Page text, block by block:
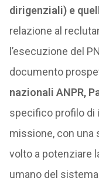
dirigenziali) e
relazione al
l’esecuzione del
documento
nazionali ANPR,
specifico profilo di
missione, con una
volto a potenziare
umano del sistema